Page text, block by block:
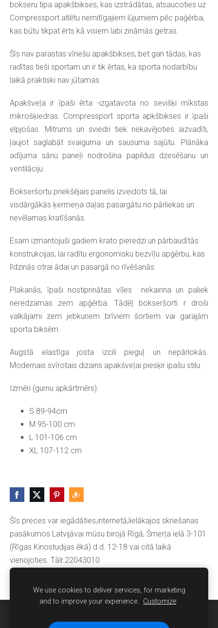
Šīs preces var iegādāties,internetā,lielākajos skriešanas
pasākumos Latvijāvai mūsu birojā Rīgā, Šmerļa ielā 3-101
(Rīgas Kinostudijas ēkā) d.d. 12-18 vai citā laikā
vienojoties. Tālr.22043010
bokseru tipa apakšbikses, kas izstrādātas, atsaucoties uz
Compressport atlētu nemitīgajiem lūjumiem pēc paģērba,
kas būtu tikpat ērts kā visiem labi zināmās getras.
Šīs nav parastas vīriešu apakšbikses, bet gan tādas, kas
radītas tieši sportam un ir tik ērtas, ka sporta nodarbību
laikā praktiski nav jūtamas.
Apakšveļa ir īpaši ērta -izgatavota no sevišķi mīkstas
mikrošķiedras. Compressport sporta apkšbikses ir īpaši
elpjošas. Mitrums un sviedri tiek nekavējoties aizvadīti,
ļaujot saglabāt svaiguma un sausuma sajūtu. Plānāka
adījuma sānu paneļi nodrošina papildus dzesēšanu un
ventilāciju.
Bokseršortu priekšējais panelis izveidots tā, lai
visdārgākās ķermeņa daļas pasargātu no pārliekas un
nevēlamas kratīšanās.
Esam izmantojuši gadiem krato pieredzi un pārbaudītās
konstrukcijas, lai radītu ergonomisku bezvīļu apģērbu, kas
līdzinās otrai ādai un pasargā no rīvēšanās.
Plakanās, īpaši nostiprinātas vīles nekairina un paliek
neredzamas zem apģērba. Tādēļ bokseršorti r droši
valkājami zem jebkuriem brīviem šortiem vai garajām
sporta biksēm.
Augstā elastīga josta izcili pieguļ un nepārlokās.
Modernais svīrotais dizains apakšveļai piesķir ipašu stilu.
Izmēri (gurnu apkārtmērs):
S 89-94cm
M 95-100 cm
L 101-106 cm
XL 107-112 cm
We use cookies to deliver services, for marketing
and to improve your experience.
Customize